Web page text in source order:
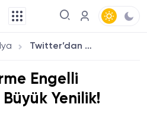
Twitter’dan Görme Engelli Kullanıcılar İçin Büyük Yenilik!
Engelli
Büyük Yenilik!